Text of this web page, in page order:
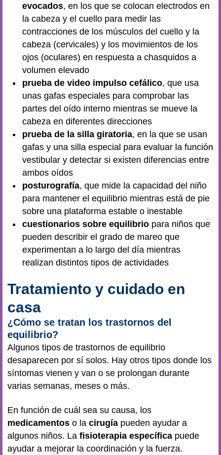
evocados, en los que se colocan electrodos en
la cabeza y el cuello para medir las
contracciones de los músculos del cuello y la
cabeza (cervicales) y los movimientos de los
ojos (oculares) en respuesta a chasquidos a
volumen elevado
prueba de video impulso cefálico, que usa
unas gafas especiales para comprobar las
partes del oído interno mientras se mueve la
cabeza en diferentes direcciones
prueba de la silla giratoria, en la que se usan
gafas y una silla especial para evaluar la función
vestibular y detectar si existen diferencias entre
ambos oídos
posturografía, que mide la capacidad del niño
para mantener el equilibrio mientras está de pie
sobre una plataforma estable o inestable
cuestionarios sobre equilibrio para niños que
pueden describir el grado de mareo que
experimentan a lo largo del día mientras
realizan distintos tipos de actividades
Tratamiento y cuidado en
casa
¿Cómo se tratan los trastornos del
equilibrio?
Algunos tipos de trastornos de equilibrio
desaparecen por sí solos. Hay otros tipos donde los
síntomas vienen y van o se prolongan durante
varias semanas, meses o más.
En función de cuál sea su causa, los
medicamentos o la cirugía pueden ayudar a
algunos niños. La fisioterapia específica puede
ayudar a mejorar la coordinación y la fuerza.